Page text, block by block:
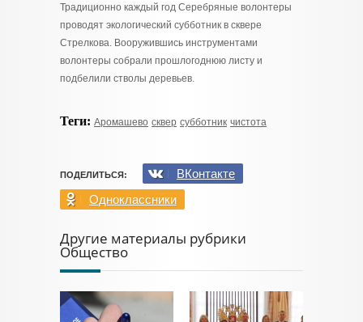
Традиционно каждый год Серебряные волонтеры
проводят экологический субботник в сквере
Стрелкова. Вооружившись инструментами
волонтеры собрали прошлогоднюю листу и
подбелили стволы деревьев.
Теги: Аромашево сквер субботник чистота
ПОДЕЛИТЬСЯ:
ВКонтакте
Одноклассники
Другие материалы рубрики
Общество